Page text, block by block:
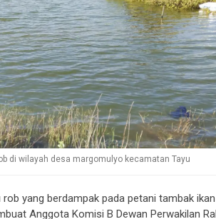
di wilayah desa margomulyo kecamatan Tayu
yang berdampak pada petani tambak
Anggota Komisi B Dewan Perwakilan